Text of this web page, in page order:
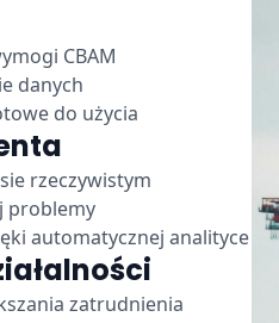
CBAM
danych
do użycia
rzeczywistym
problemy
automatycznej analityce
zatrudnienia